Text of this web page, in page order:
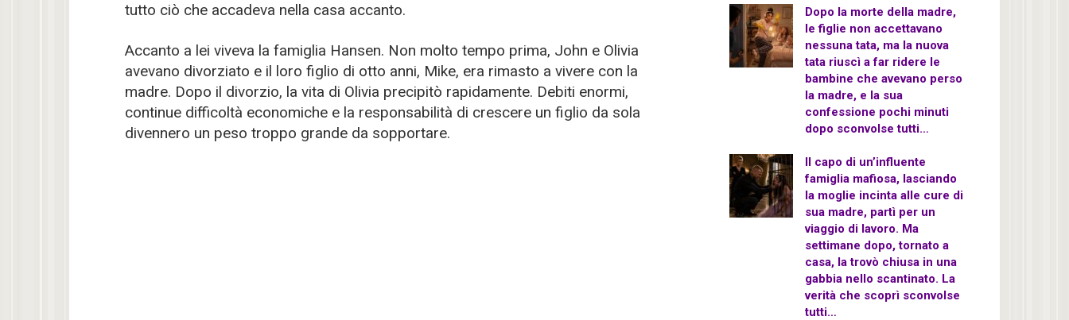
tutto ciò che accadeva nella casa accanto.
Accanto a lei viveva la famiglia Hansen. Non molto tempo prima, John e Olivia
avevano divorziato e il loro figlio di otto anni, Mike, era rimasto a vivere con la
madre. Dopo il divorzio, la vita di Olivia precipitò rapidamente. Debiti enormi,
continue difficoltà economiche e la responsabilità di crescere un figlio da sola
divennero un peso troppo grande da sopportare.
Dopo la morte della madre,
le figlie non accettavano
nessuna tata, ma la nuova
tata riuscì a far ridere le
bambine che avevano perso
la madre, e la sua
confessione pochi minuti
dopo sconvolse tutti…
Il capo di un’influente
famiglia mafiosa, lasciando
la moglie incinta alle cure di
sua madre, partì per un
viaggio di lavoro. Ma
settimane dopo, tornato a
casa, la trovò chiusa in una
gabbia nello scantinato. La
verità che scoprì sconvolse
tutti…